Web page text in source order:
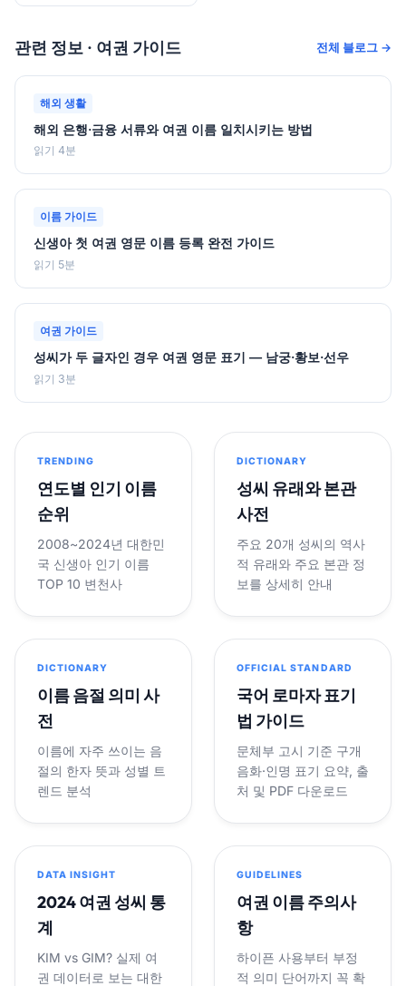
관련 정보 · 여권 가이드 전체 블로그 →
해외 생활
해외 은행·금융 서류와 여권 이름 일치시키는 방법
읽기 4분
이름 가이드
신생아 첫 여권 영문 이름 등록 완전 가이드
읽기 5분
여권 가이드
성씨가 두 글자인 경우 여권 영문 표기 — 남궁·황보·선우
읽기 3분
TRENDING
연도별 인기 이름
순위
2008~2024년 대한민
국 신생아 인기 이름
TOP 10 변천사
DICTIONARY
성씨 유래와 본관
사전
주요 20개 성씨의 역사
적 유래와 주요 본관 정
보를 상세히 안내
DICTIONARY
이름 음절 의미 사
전
이름에 자주 쓰이는 음
절의 한자 뜻과 성별 트
렌드 분석
OFFICIAL STANDARD
국어 로마자 표기
법 가이드
문체부 고시 기준 구개
음화·인명 표기 요약, 출
처 및 PDF 다운로드
DATA INSIGHT
2024 여권 성씨 통
계
KIM vs GIM? 실제 여
권 데이터로 보는 대한
GUIDELINES
여권 이름 주의사
항
하이픈 사용부터 부정
적 의미 단어까지 꼭 확